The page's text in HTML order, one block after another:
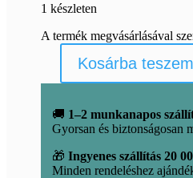
1 készleten
A termék megvásárlásával
ásvány
mennyiség
Kosárba teszem
🚚 1–2 munkanapos
Gyorsan és biztonságosan
🎁Ingyenes szállítás 20
Minden rendeléshez